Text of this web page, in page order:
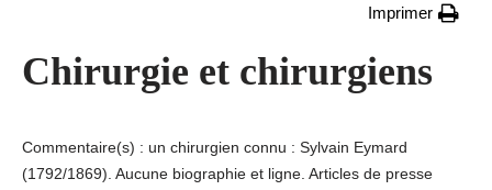
Imprimer
Chirurgie et chirurgiens
Commentaire(s) : un chirurgien connu : Sylvain Eymard
(1792/1869). Aucune biographie et ligne. Articles de presse